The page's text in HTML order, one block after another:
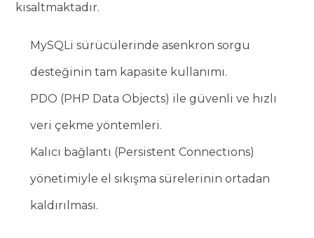
kısaltmaktadır.
MySQLi sürücülerinde asenkron sorgu
desteğinin tam kapasite kullanımı.
PDO (PHP Data Objects) ile güvenli ve hızlı
veri çekme yöntemleri.
Kalıcı bağlantı (Persistent Connections)
yönetimiyle el sıkışma sürelerinin ortadan
kaldırılması.